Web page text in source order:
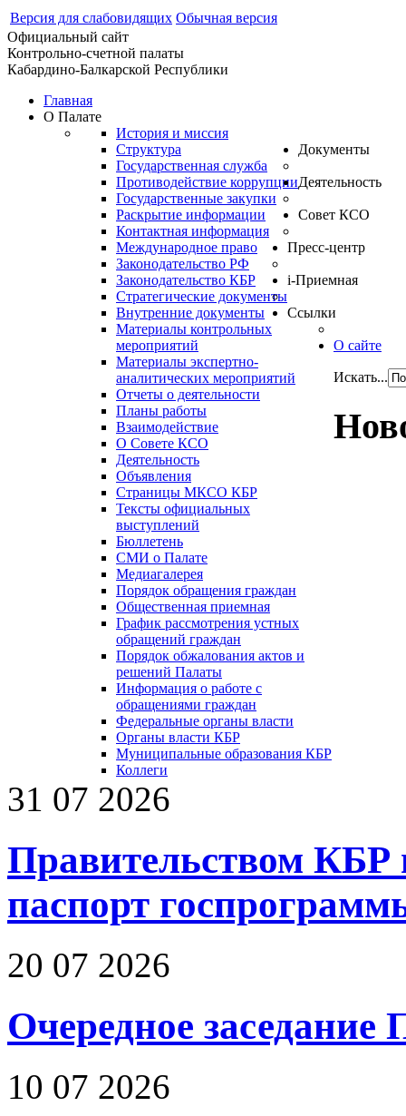
Версия для слабовидящих Обычная версия
Официальный сайт
Контрольно-счетной палаты
Кабардино-Балкарской Республики
Главная
О Палате
История и миссия
Структура
Государственная служба
Противодействие коррупции
Государственные закупки
Раскрытие информации
Контактная информация
Документы
Международное право
Законодательство РФ
Законодательство КБР
Стратегические документы
Внутренние документы
Деятельность
Материалы контрольных
мероприятий
Материалы экспертно-
аналитических мероприятий
Отчеты о деятельности
Планы работы
Взаимодействие
Совет КСО
О Совете КСО
Деятельность
Объявления
Страницы МКСО КБР
Пресс-центр
Тексты официальных
выступлений
Бюллетень
СМИ о Палате
Медиагалерея
i-Приемная
Порядок обращения граждан
Общественная приемная
График рассмотрения устных
обращений граждан
Порядок обжалования актов и
решений Палаты
Информация о работе с
обращениями граждан
Ссылки
Федеральные органы власти
Органы власти КБР
Муниципальные образования КБР
Коллеги
О сайте
Искать...
31 07 2026
Правительством КБР
паспорт
20 07 2026
Очередное
10 07 2026